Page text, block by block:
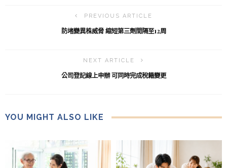
PREVIOUS ARTICLE
防堵變異株威脅 縮短第三劑間隔至12周
NEXT ARTICLE
公司登記線上申辦 可同時完成稅籍變更
YOU MIGHT ALSO LIKE